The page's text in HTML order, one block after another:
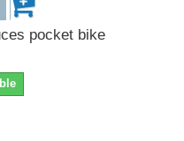
pocket bike